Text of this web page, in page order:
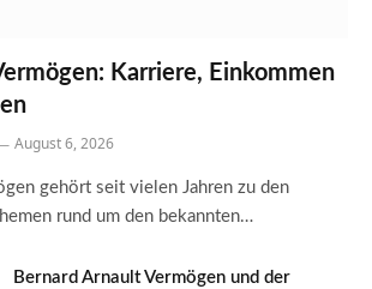
Karriere, Einkommen
August 6, 2026
gehört seit vielen Jahren zu den
rund um den bekannten…
Bernard Arnault Vermögen und der